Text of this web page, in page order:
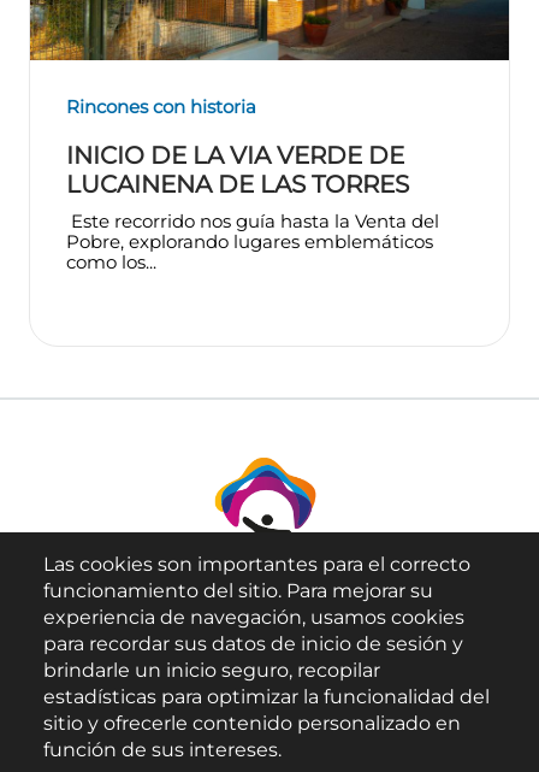
Rincones con historia
INICIO DE LA VIA VERDE DE
LUCAINENA DE LAS TORRES
Este recorrido nos guía hasta la Venta del
Pobre, explorando lugares emblemáticos
como los...
Aviso Legal
Política de Privacidad
Las cookies son importantes para el correcto
funcionamiento del sitio. Para mejorar su
experiencia de navegación, usamos cookies
para recordar sus datos de inicio de sesión y
brindarle un inicio seguro, recopilar
estadísticas para optimizar la funcionalidad del
sitio y ofrecerle contenido personalizado en
función de sus intereses.